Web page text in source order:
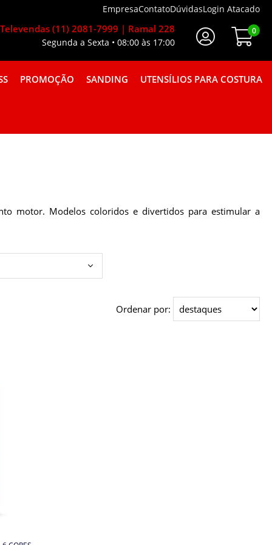
EmpresaContatoDúvidasLogin Atacado
PROMOÇÃO SANDING UTENSÍLIOS PARA COSTURA
Televendas (11) 2081-7999 | Ramal 228
Segunda a Sexta • 08:00 às 17:00
0
motor. Modelos coloridos e divertidos para estimular a
Ordenar por: